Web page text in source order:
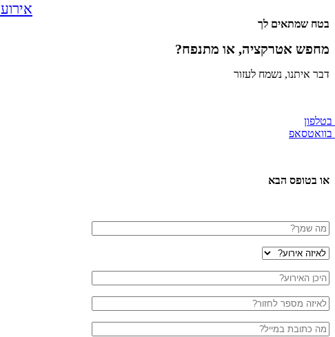
אירוע WOW עושים עם מג'יקלנד!
בטח שמתאים לך
מחפש אטרקציה, או מתנפח?
דבר איתנו, נשמח לעזור
בטלפון
בוואטסאפ
או בטופס הבא